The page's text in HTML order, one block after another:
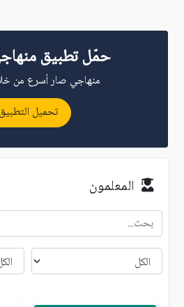
حمّل تطبيق
منهاجي صار أسرع من
تحميل التطبيق
المعلمون